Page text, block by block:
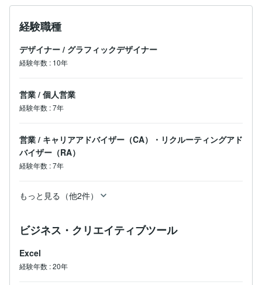
経験職種
デザイナー / グラフィックデザイナー
経験年数 : 10年
営業 / 個人営業
経験年数 :7年
営業 / キャリアアドバイザー（CA）・リクルーティングアド
バイザー（RA）
経験年数 :7年
もっと見る（他2件）
ビジネス・クリエイティブツール
Excel
経験年数 :20年